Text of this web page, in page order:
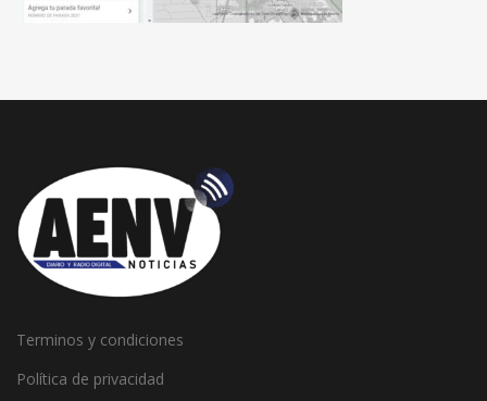
Terminos y condiciones
Política de privacidad